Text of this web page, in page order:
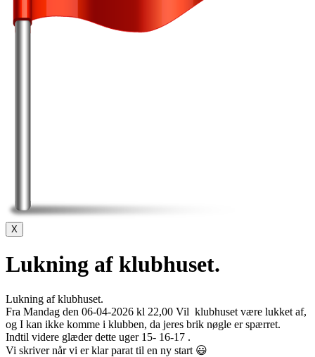
X
Lukning af klubhuset.
Lukning af klubhuset.
Fra Mandag den 06-04-2026 kl 22,00 Vil klubhuset være lukket af,
og I kan ikke komme i klubben, da jeres brik nøgle er spærret.
Indtil videre glæder dette uger 15- 16-17 .
Vi skriver når vi er klar parat til en ny start 😃